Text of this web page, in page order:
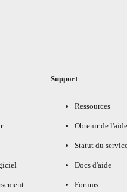
Support
Ressources
Obtenir de l'aide
Statut du
Docs d'aide
Forums